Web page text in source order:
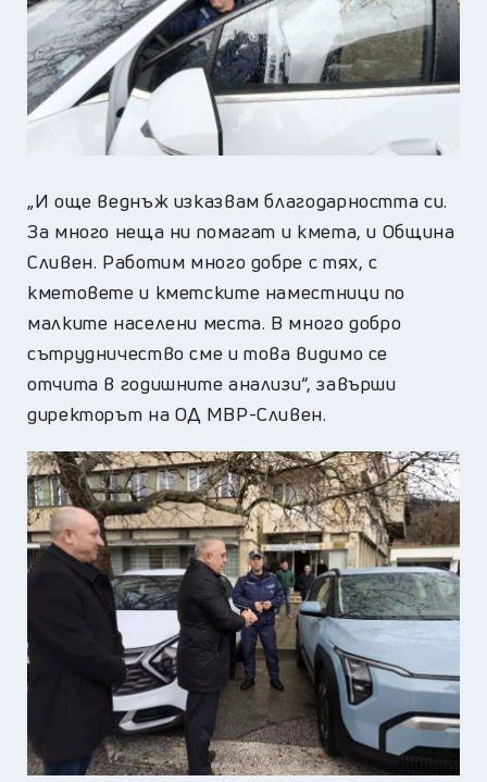
„И още веднъж изказвам благодарността си.
За много неща ни помагат и кмета, и Община
Сливен. Работим много добре с тях, с
кметовете и кметските наместници по
малките населени места. В много добро
сътрудничество сме и това видимо се
отчита в годишните анализи“, завърши
директорът на ОД МВР-Сливен.